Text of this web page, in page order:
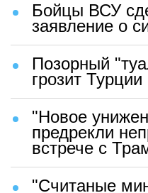
Бойцы ВСУ
заявление о
Позорный
грозит
"Новое
предрекли
встрече с
"Считаные